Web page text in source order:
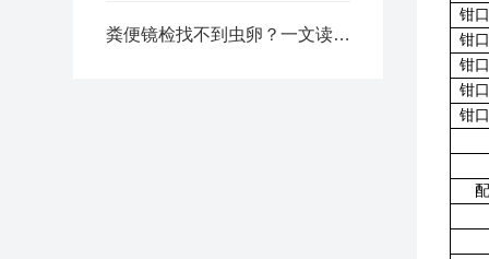
粪便镜检找不到虫卵？一文读懂蛔虫卵检测分析
钳
钳
钳
钳
钳